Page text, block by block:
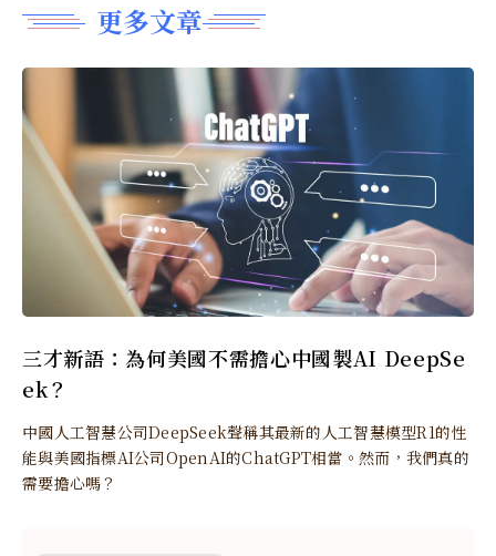
更多文章
三才新語：為何美國不需擔心中國製AI DeepSe
ek？
中國人工智慧公司DeepSeek聲稱其最新的人工智慧模型R1的性
能與美國指標AI公司OpenAI的ChatGPT相當。然而，我們真的
需要擔心嗎？